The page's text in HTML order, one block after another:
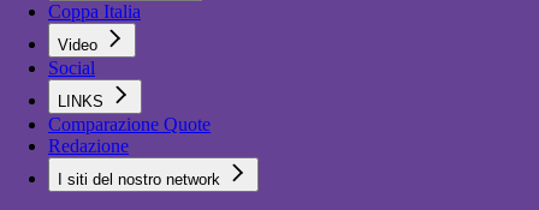
Coppa Italia
Video
Social
LINKS
Comparazione Quote
Redazione
I siti del nostro network